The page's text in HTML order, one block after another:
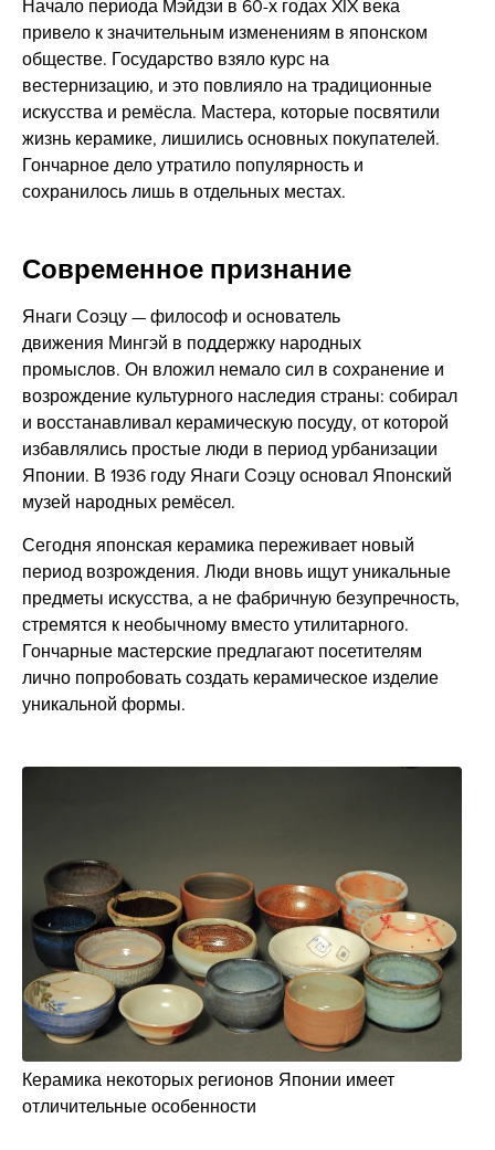
Начало периода Мэйдзи в 60-х годах XIX века
привело к значительным изменениям в японском
обществе. Государство взяло курс на
вестернизацию, и это повлияло на традиционные
искусства и ремёсла. Мастера, которые посвятили
жизнь керамике, лишились основных покупателей.
Гончарное дело утратило популярность и
сохранилось лишь в отдельных местах.
Современное признание
Янаги Соэцу — философ и основатель
движения Мингэй в поддержку народных
промыслов. Он вложил немало сил в сохранение и
возрождение культурного наследия страны: собирал
и восстанавливал керамическую посуду, от которой
избавлялись простые люди в период урбанизации
Японии. В 1936 году Янаги Соэцу основал Японский
музей народных ремёсел.
Сегодня японская керамика переживает новый
период возрождения. Люди вновь ищут уникальные
предметы искусства, а не фабричную безупречность,
стремятся к необычному вместо утилитарного.
Гончарные мастерские предлагают посетителям
лично попробовать создать керамическое изделие
уникальной формы.
Керамика некоторых регионов Японии имеет
отличительные особенности